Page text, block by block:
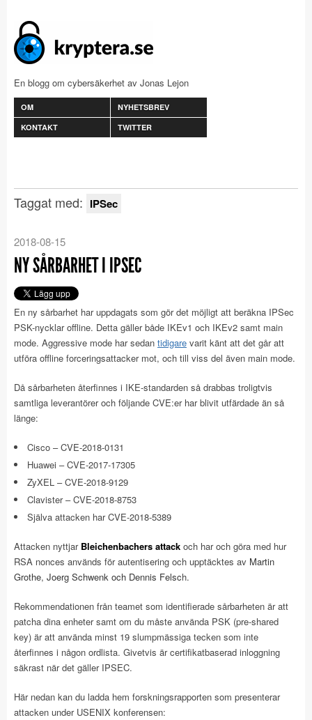
En blogg om cybersäkerhet av Jonas Lejon
OM
NYHETSBREV
KONTAKT
TWITTER
Taggat med: IPSec
2018-08-15
NY SÅRBARHET I IPSEC
En ny sårbarhet har uppdagats som gör det möjligt att beräkna IPSec
PSK-nycklar offline. Detta gäller både IKEv1 och IKEv2 samt main
mode. Aggressive mode har sedan tidigare varit känt att det går att
utföra offline forceringsattacker mot, och till viss del även main mode.
Då sårbarheten återfinnes i IKE-standarden så drabbas troligtvis
samtliga leverantörer och följande CVE:er har blivit utfärdade än så
länge:
Cisco – CVE-2018-0131
Huawei – CVE-2017-17305
ZyXEL – CVE-2018-9129
Clavister – CVE-2018-8753
Själva attacken har CVE-2018-5389
Attacken nyttjar Bleichenbachers attack och har och göra med hur
RSA nonces används för autentisering och upptäcktes av Martin
Grothe, Joerg Schwenk och Dennis Felsch.
Rekommendationen från teamet som identifierade sårbarheten är att
patcha dina enheter samt om du måste använda PSK (pre-shared
key) är att använda minst 19 slumpmässiga tecken som inte
återfinnes i någon ordlista. Givetvis är certifikatbaserad inloggning
säkrast när det gäller IPSEC.
Här nedan kan du ladda hem forskningsrapporten som presenterar
attacken under USENIX konferensen: